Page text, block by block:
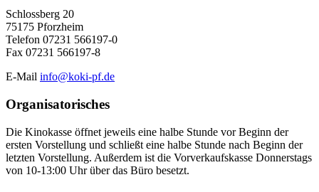
Schlossberg 20
75175 Pforzheim
Telefon 07231 566197-0
Fax 07231 566197-8
E-Mail info@koki-pf.de
Organisatorisches
Die Kinokasse öffnet jeweils eine halbe Stunde vor Beginn der
ersten Vorstellung und schließt eine halbe Stunde nach Beginn der
letzten Vorstellung. Außerdem ist die Vorverkaufskasse Donnerstags
von 10-13:00 Uhr über das Büro besetzt.